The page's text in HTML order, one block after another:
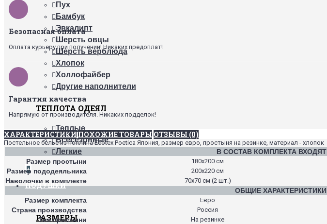
Пух
Бамбук
Эвкалипт
Шерсть овцы
Шерсть верблюда
Хлопок
Холлофайбер
Другие наполнители
ТЕПЛОТА ОДЕЯЛ
Теплые
Всесезонные
Легкие
+
ПОДУШКИ
РАЗМЕРЫ
Безопасная оплата
Оплата курьеру при получении! Никаких предоплат!
Гарантия качества
Напрямую от производителя. Никаких подделок!
ХАРАКТЕРИСТИКИ ПОХОЖИЕ ТОВАРЫ ОТЗЫВЫ (0)
Постельное белье из поплина Ecotex Poetica Япония, размер евро, простыня на резинке, материал - хлопок
В СОСТАВ КОМПЛЕКТА ВХОДЯТ
Размер простыни
180х200 см
Размер пододеяльника 200х220 см
Наволочки в комплекте 70х70 см (2 шт.)
ОБЩИЕ ХАРАКТЕРИСТИКИ
Размер комплекта
Евро
Страна производства Россия
Тип простыни На резинке